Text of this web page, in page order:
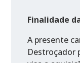
Finalidade
A presente
Destroçador